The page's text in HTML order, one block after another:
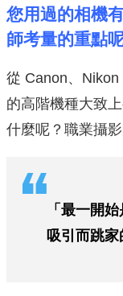
您用過的相機
師考量的重點
從 Canon、
的高階機種大致
什麼呢？職業攝
「最一開
吸引而跳家